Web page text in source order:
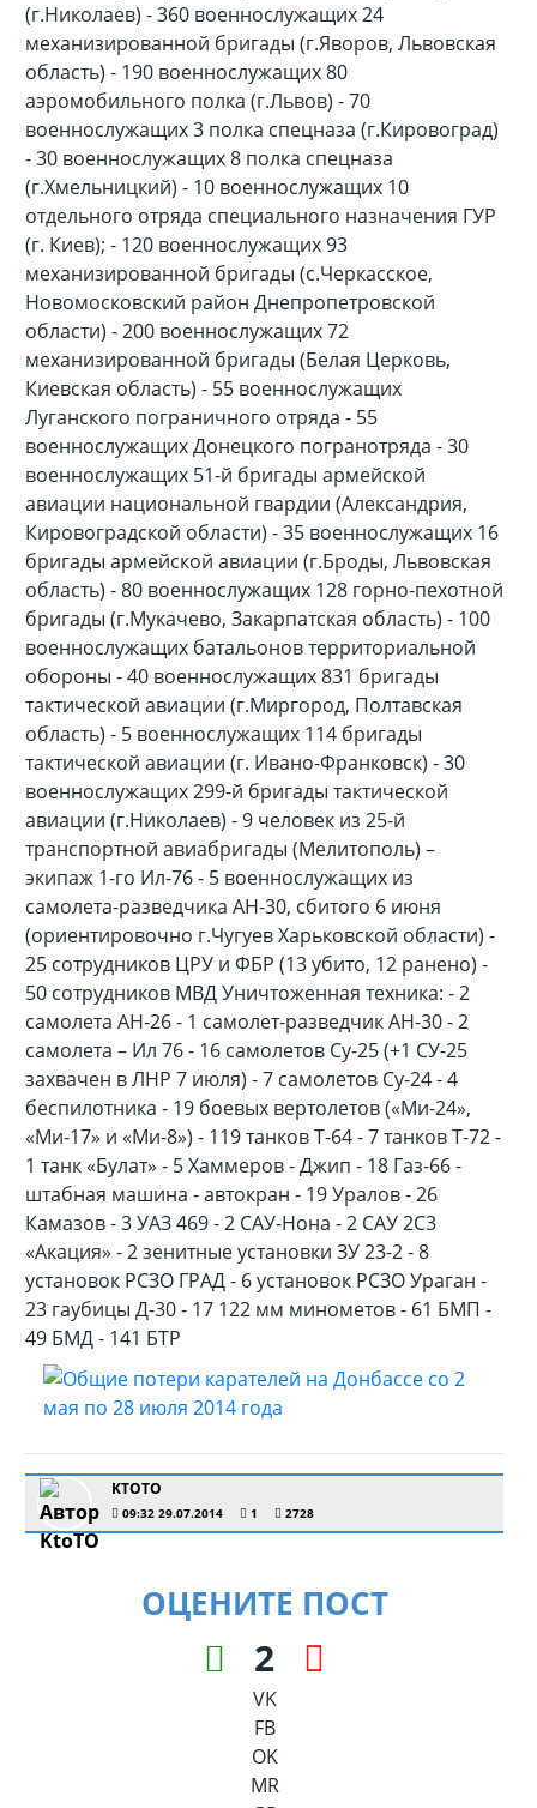
(г.Николаев) - 360 военнослужащих 24
механизированной бригады (г.Яворов, Львовская
область) - 190 военнослужащих 80
аэромобильного полка (г.Львов) - 70
военнослужащих 3 полка спецназа (г.Кировоград)
- 30 военнослужащих 8 полка спецназа
(г.Хмельницкий) - 10 военнослужащих 10
отдельного отряда специального назначения ГУР
(г. Киев); - 120 военнослужащих 93
механизированной бригады (с.Черкасское,
Новомосковский район Днепропетровской
области) - 200 военнослужащих 72
механизированной бригады (Белая Церковь,
Киевская область) - 55 военнослужащих
Луганского пограничного отряда - 55
военнослужащих Донецкого погранотряда - 30
военнослужащих 51-й бригады армейской
авиации национальной гвардии (Александрия,
Кировоградской области) - 35 военнослужащих 16
бригады армейской авиации (г.Броды, Львовская
область) - 80 военнослужащих 128 горно-пехотной
бригады (г.Мукачево, Закарпатская область) - 100
военнослужащих батальонов территориальной
обороны - 40 военнослужащих 831 бригады
тактической авиации (г.Миргород, Полтавская
область) - 5 военнослужащих 114 бригады
тактической авиации (г. Ивано-Франковск) - 30
военнослужащих 299-й бригады тактической
авиации (г.Николаев) - 9 человек из 25-й
транспортной авиабригады (Мелитополь) –
экипаж 1-го Ил-76 - 5 военнослужащих из
самолета-разведчика АН-30, сбитого 6 июня
(ориентировочно г.Чугуев Харьковской области) -
25 сотрудников ЦРУ и ФБР (13 убито, 12 ранено) -
50 сотрудников МВД Уничтоженная техника: - 2
самолета АН-26 - 1 самолет-разведчик АН-30 - 2
самолета – Ил 76 - 16 самолетов Су-25 (+1 СУ-25
захвачен в ЛНР 7 июля) - 7 самолетов Су-24 - 4
беспилотника - 19 боевых вертолетов («Ми-24»,
«Ми-17» и «Ми-8») - 119 танков Т-64 - 7 танков Т-72 -
1 танк «Булат» - 5 Хаммеров - Джип - 18 Газ-66 -
штабная машина - автокран - 19 Уралов - 26
Камазов - 3 УАЗ 469 - 2 САУ-Нона - 2 САУ 2С3
«Акация» - 2 зенитные установки ЗУ 23-2 - 8
установок РСЗО ГРАД - 6 установок РСЗО Ураган -
23 гаубицы Д-30 - 17 122 мм минометов - 61 БМП -
49 БМД - 141 БТР
KTOTO
09:32 29.07.2014 1 2728
ОЦЕНИТЕ ПОСТ
2
VK
FB
OK
MR